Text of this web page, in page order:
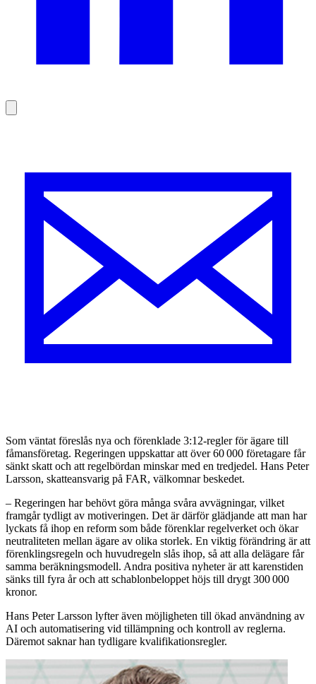
Som väntat föreslås nya och förenklade 3:12-regler för ägare till
fåmansföretag. Regeringen uppskattar att över 60 000 företagare får
sänkt skatt och att regelbördan minskar med en tredjedel. Hans Peter
Larsson, skatteansvarig på FAR, välkomnar beskedet.
– Regeringen har behövt göra många svåra avvägningar, vilket
framgår tydligt av motiveringen. Det är därför glädjande att man har
lyckats få ihop en reform som både förenklar regelverket och ökar
neutraliteten mellan ägare av olika storlek. En viktig förändring är att
förenklingsregeln och huvudregeln slås ihop, så att alla delägare får
samma beräkningsmodell. Andra positiva nyheter är att karenstiden
sänks till fyra år och att schablonbeloppet höjs till drygt 300 000
kronor.
Hans Peter Larsson lyfter även möjligheten till ökad användning av
AI och automatisering vid tillämpning och kontroll av reglerna.
Däremot saknar han tydligare kvalifikationsregler.